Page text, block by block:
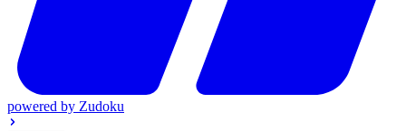
powered by Zudoku